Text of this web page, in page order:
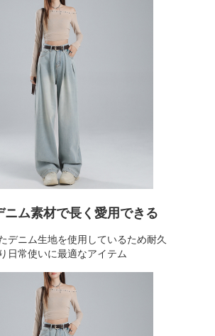
ニム素材で長く愛用できる
デニム生地を使用しているため耐久
日常使いに最適なアイテム